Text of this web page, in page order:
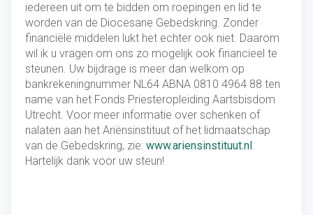
iedereen uit om te bidden om roepingen en lid te
worden van de Diocesane Gebedskring. Zonder
financiële middelen lukt het echter ook niet. Daarom
wil ik u vragen om ons zo mogelijk ook financieel te
steunen. Uw bijdrage is meer dan welkom op
bankrekeningnummer NL64 ABNA 0810 4964 88 ten
name van het Fonds Priesteropleiding Aartsbisdom
Utrecht. Voor meer informatie over schenken of
nalaten aan het Ariënsinstituut of het lidmaatschap
van de Gebedskring, zie: www.ariensinstituut.nl.
Hartelijk dank voor uw steun!